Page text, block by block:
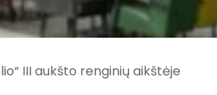
III aukšto renginių aikštėje